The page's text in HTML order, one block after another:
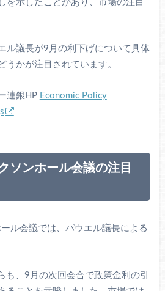
を示したことがあり、市場の注目
ル議長が9月の利下げについて具体
うかが注目されています。
連銀HP Economic Policy
ソンホール会議の注目
ル会議では、パウエル議長による
も、9月の次回会合で政策金利の引